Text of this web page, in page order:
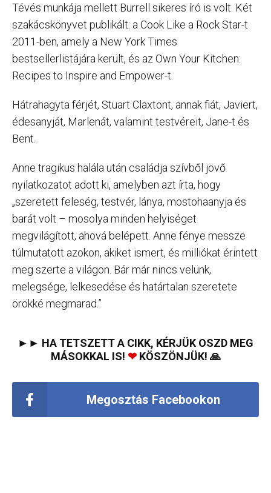
Tévés munkája mellett Burrell sikeres író is volt. Két
szakácskönyvet publikált: a Cook Like a Rock Star-t
2011-ben, amely a New York Times
bestsellerlistájára került, és az Own Your Kitchen:
Recipes to Inspire and Empower-t.
Hátrahagyta férjét, Stuart Claxtont, annak fiát, Javiert,
édesanyját, Marlenát, valamint testvéreit, Jane-t és
Bent.
Anne tragikus halála után családja szívből jövő
nyilatkozatot adott ki, amelyben azt írta, hogy
„szeretett feleség, testvér, lánya, mostohaanyja és
barát volt – mosolya minden helyiséget
megvilágított, ahová belépett. Anne fénye messze
túlmutatott azokon, akiket ismert, és milliókat érintett
meg szerte a világon. Bár már nincs velünk,
melegsége, lelkesedése és határtalan szeretete
örökké megmarad.”
►► HA TETSZETT A CIKK, KÉRJÜK OSZD MEG
MÁSOKKAL IS! ❤KÖSZÖNJÜK! 🙏
Megosztás Facebookon